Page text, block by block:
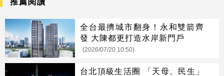
全台最擠城市翻身！永和雙箭齊
發 大陳都更打造水岸新門戶
(2026/07/20 10:50)
台北頂級生活圈 「天母、民生」